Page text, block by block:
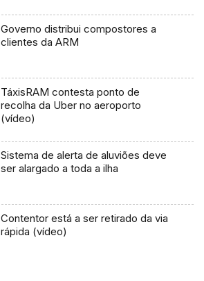
Governo distribui compostores a
clientes da ARM
TáxisRAM contesta ponto de
recolha da Uber no aeroporto
(vídeo)
Sistema de alerta de aluviões deve
ser alargado a toda a ilha
Contentor está a ser retirado da via
rápida (vídeo)